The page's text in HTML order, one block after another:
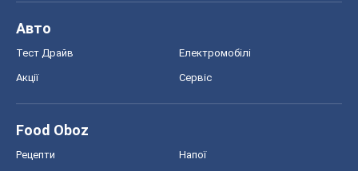
Авто
Тест Драйв Електромобілі
Акції Сервіс
Food Oboz
Рецепти Напої